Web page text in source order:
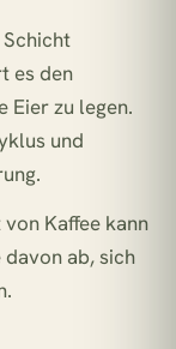
Schicht
es den
Eier zu legen.
und
Kaffee kann
ab, sich